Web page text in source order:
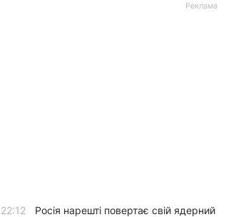
Реклама
22:12
Росія нарешті повертає свій ядерний